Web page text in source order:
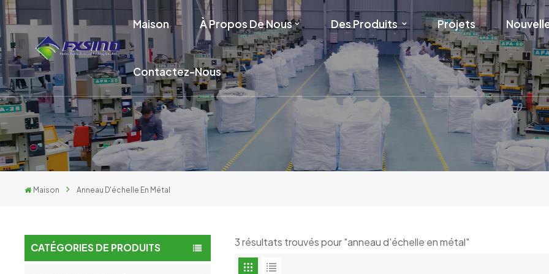
Maison À Propos De Nous Des Produits Projets
Contactez-Nous
Maison Anneau D'échelle En Métal
CATÉGORIES DE PRODUITS 3 résultats trouvés pour "anneau d'échelle en métal"